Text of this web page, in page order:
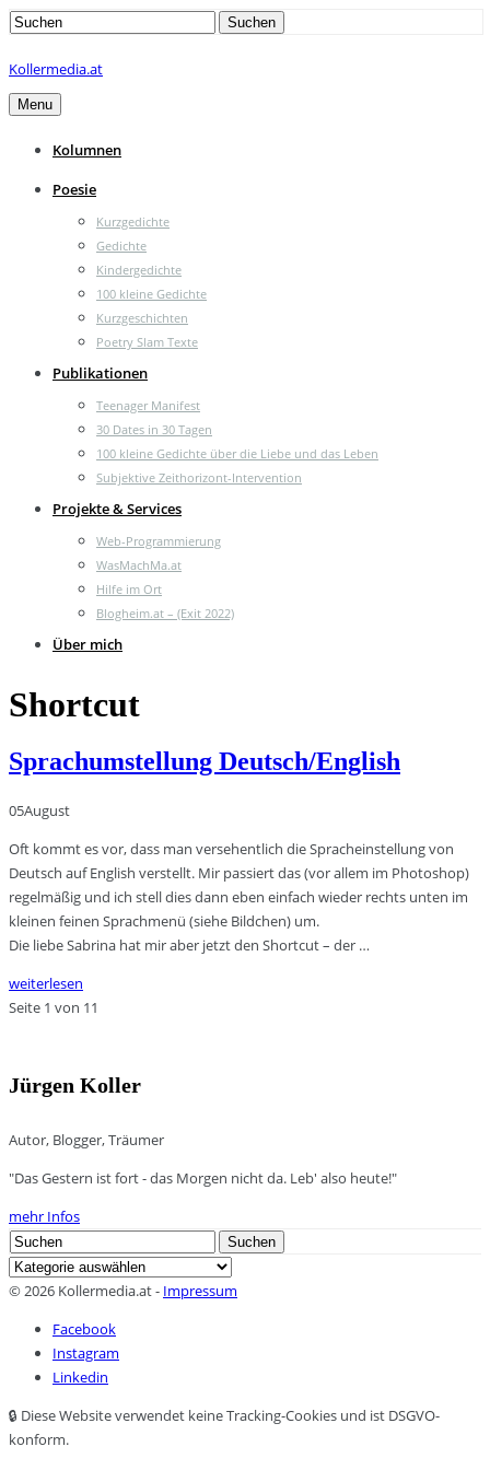
Search
Suchen
Kollermedia.at
Menu
Kolumnen
Poesie
Kurzgedichte
Gedichte
Kindergedichte
100 kleine Gedichte
Kurzgeschichten
Poetry Slam Texte
Publikationen
Teenager Manifest
30 Dates in 30 Tagen
100 kleine Gedichte über die Liebe und das Leben
Subjektive Zeithorizont-Intervention
Projekte & Services
Web-Programmierung
WasMachMa.at
Hilfe im Ort
Blogheim.at – (Exit 2022)
Über mich
Shortcut
Sprachumstellung Deutsch/English
05August
Oft kommt es vor, dass man versehentlich die Spracheinstellung von
Deutsch auf English verstellt. Mir passiert das (vor allem im Photoshop)
regelmäßig und ich stell dies dann eben einfach wieder rechts unten im
kleinen feinen Sprachmenü (siehe Bildchen) um.
Die liebe Sabrina hat mir aber jetzt den Shortcut – der …
weiterlesen
Seite 1 von 11
Jürgen Koller
Autor, Blogger, Träumer
"Das Gestern ist fort - das Morgen nicht da. Leb' also heute!"
mehr Infos
Search
for:
Suchen
Kategorien
© 2026 Kollermedia.at - Impressum
Facebook
Instagram
Linkedin
🔒 Diese Website verwendet keine Tracking-Cookies und ist DSGVO-
konform.